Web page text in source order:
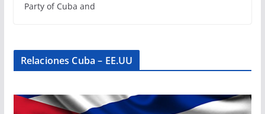
Party of Cuba and
Relaciones Cuba – EE.UU